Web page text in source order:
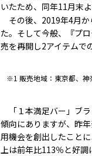
いたため、同年11月末
その後、2019年4月か
た。そして今般、『プ
売を再開し2アイテムで
※1 販売地域：東京都、神
「１本満足バー」ブ
傾向にありますが、昨
用機会を創出したこと
上は前年比113％と好